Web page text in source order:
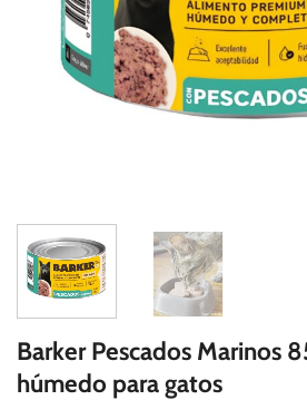
Barker Pescados Marinos
húmedo para gatos